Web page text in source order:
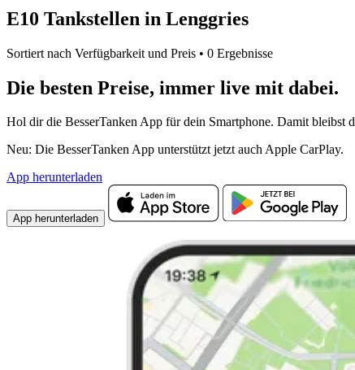
E10 Tankstellen in Lenggries
Sortiert nach Verfügbarkeit und Preis • 0 Ergebnisse
Die besten Preise, immer live mit dabei.
Hol dir die BesserTanken App für dein Smartphone. Damit bleibst
Neu: Die BesserTanken App unterstützt jetzt auch Apple CarPlay.
App herunterladen
App herunterladen